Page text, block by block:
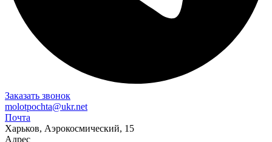
Заказать звонок
molotpochta@ukr.net
Почта
Харьков, Аэрокосмический, 15
Адрес